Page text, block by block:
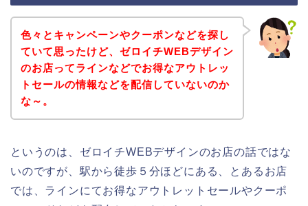
色々とキャンペーンやクーポンなどを探し
ていて思ったけど、ゼロイチWEBデザイン
のお店ってラインなどでお得なアウトレッ
トセールの情報などを配信していないのか
な～。
というのは、ゼロイチWEBデザインのお店の話ではな
いのですが、駅から徒歩５分ほどにある、とあるお店
では、ラインにてお得なアウトレットセールやクーポ